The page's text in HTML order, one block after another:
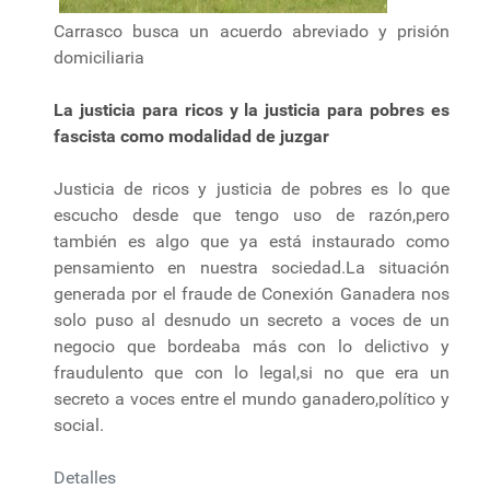
Carrasco busca un acuerdo abreviado y prisión
domiciliaria
La justicia para ricos y la justicia para pobres es
fascista como modalidad de juzgar
Justicia de ricos y justicia de pobres es lo que
escucho desde que tengo uso de razón,pero
también es algo que ya está instaurado como
pensamiento en nuestra sociedad.La situación
generada por el fraude de Conexión Ganadera nos
solo puso al desnudo un secreto a voces de un
negocio que bordeaba más con lo delictivo y
fraudulento que con lo legal,si no que era un
secreto a voces entre el mundo ganadero,político y
social.
Detalles